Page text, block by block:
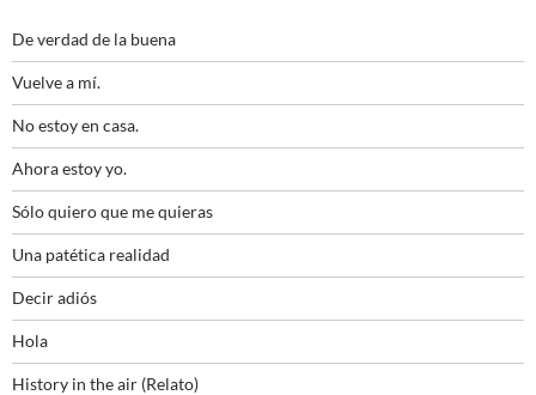
De verdad de la buena
Vuelve a mí.
No estoy en casa.
Ahora estoy yo.
Sólo quiero que me quieras
Una patética realidad
Decir adiós
Hola
History in the air (Relato)